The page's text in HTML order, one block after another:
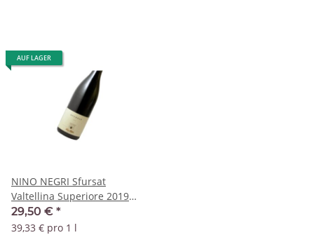
AUF LAGER
NINO NEGRI Sfursat
Valtellina Superiore 2019
DOCG
29,50 € *
39,33 € pro 1 l